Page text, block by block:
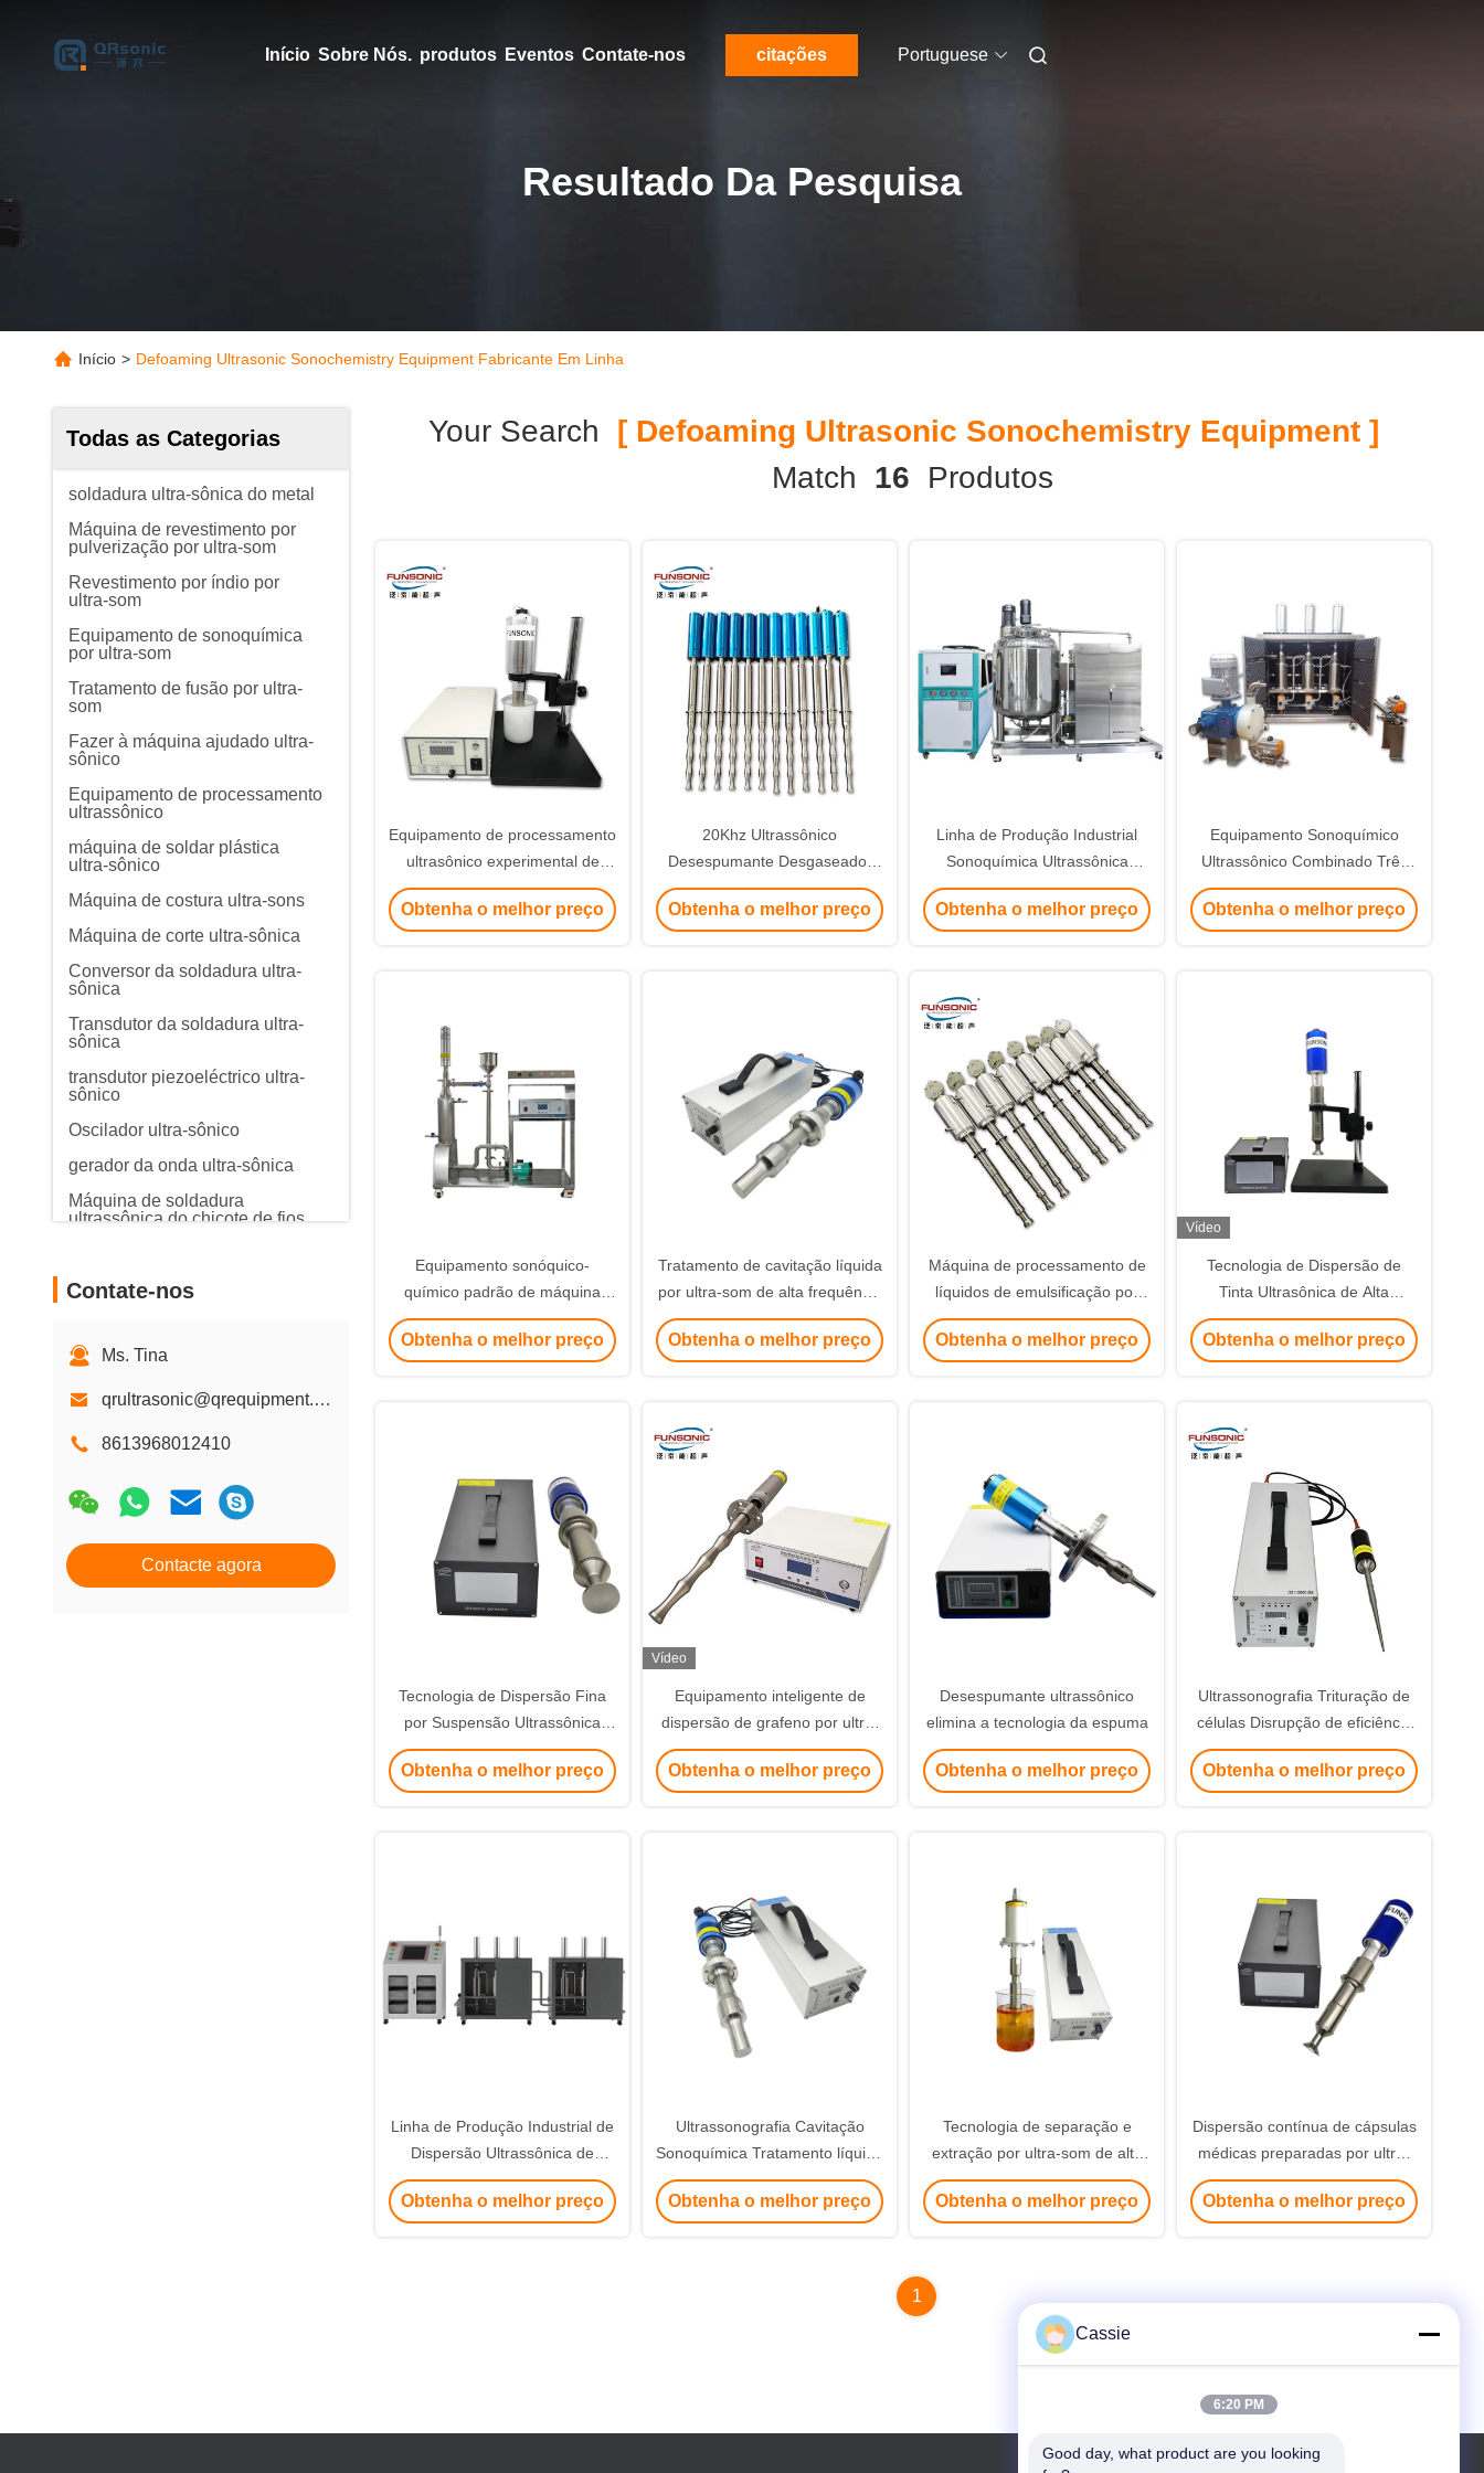
Início Sobre Nós. produtos Eventos Contate-nos citações Portuguese
Resultado Da Pesquisa
Início > Defoaming Ultrasonic Sonochemistry Equipment Fabricante Em Linha
Todas as Categorias
soldadura ultra-sônica do metal
Máquina de revestimento por
pulverização por ultra-som
Revestimento por índio por
ultra-som
Equipamento de sonoquímica
por ultra-som
Tratamento de fusão por ultra-
som
Fazer à máquina ajudado ultra-
sônico
Equipamento de processamento
ultrassônico
máquina de soldar plástica
ultra-sônico
Máquina de costura ultra-sons
Máquina de corte ultra-sônica
Conversor da soldadura ultra-
sônica
Transdutor da soldadura ultra-
sônica
transdutor piezoeléctrico ultra-
sônico
Oscilador ultra-sônico
gerador da onda ultra-sônica
Máquina de soldadura
ultrassônica do chicote de fios
sônica do metal
Contate-nos
Ms. Tina
qrultrasonic@qrequipment.com
8613968012410
Contacte agora
Your Search [ Defoaming Ultrasonic Sonochemistry Equipment ]
Match 16 Produtos
Equipamento de processamento
ultrasônico experimental de
líquidos 20Khz 500w Aplicação
sonoquímica
Obtenha o melhor preço
20Khz Ultrassônico
Desespumante Desgaseador
Equipamento de Química
Acústica Reação Sonoquímica
Obtenha o melhor preço
Linha de Produção Industrial
Sonoquímica Ultrassônica
Combinação 3 em 1
Obtenha o melhor preço
Equipamento Sonoquímico
Ultrassônico Combinado Três
em Um de Alta Potência 10KW
Obtenha o melhor preço
Equipamento sonóquico-
químico padrão de máquina
piloto
Obtenha o melhor preço
Tratamento de cavitação líquida
por ultra-som de alta frequência
20Khz Sonoquímica Bolhas
Desespumante
Obtenha o melhor preço
Máquina de processamento de
líquidos de emulsificação por
ultra-som de 20 Khz Mistura de
emulsão Fabricação de
Obtenha o melhor preço
Vídeo
Tecnologia de Dispersão de
Tinta Ultrasônica de Alta
Frequência para Substâncias
Químicas
Obtenha o melhor preço
Tecnologia de Dispersão Fina
por Suspensão Ultrassônica
para Revestimento a 20Khz
Obtenha o melhor preço
Vídeo
Equipamento inteligente de
dispersão de grafeno por ultra-
som
Obtenha o melhor preço
Desespumante ultrassônico
elimina a tecnologia da espuma
Obtenha o melhor preço
Ultrassonografia Trituração de
células Disrupção de eficiência
Fragmentação 20Khz 1200w
Tratamento químico
Obtenha o melhor preço
Linha de Produção Industrial de
Dispersão Ultrassônica de
Grafeno, Tipo Combinação 12
em 1
Obtenha o melhor preço
Ultrassonografia Cavitação
Sonoquímica Tratamento líquido
de grau experimental
Obtenha o melhor preço
Tecnologia de separação e
extração por ultra-som de alta
frequência
Obtenha o melhor preço
Dispersão contínua de cápsulas
médicas preparadas por ultra-
som
Obtenha o melhor preço
1
Cassie
6:20 PM
Good day, what product are you looking